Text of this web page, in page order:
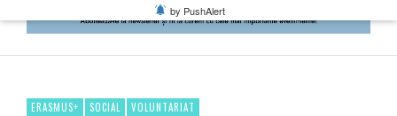
ERASMUS+ SOCIAL VOLUNTARIAT
by PushAlert